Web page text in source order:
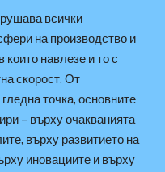
всички
на производство и
които навлезе и то с
скорост. От
точка, основните
– върху очакванията
върху развитието на
иновациите и върху